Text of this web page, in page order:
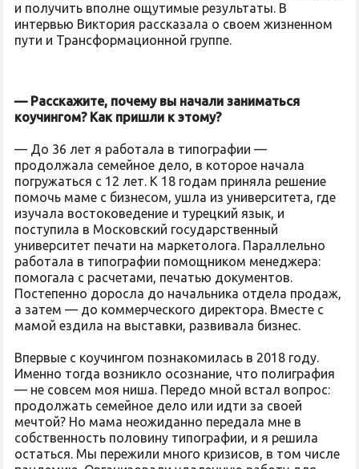
и получить вполне ощутимые результаты. В
интервью Виктория рассказала о своем жизненном
пути и Трансформационной группе.
— Расскажите, почему вы начали заниматься
коучингом? Как пришли к этому?
— До 36 лет я работала в типографии —
продолжала семейное дело, в которое начала
погружаться с 12 лет. К 18 годам приняла решение
помочь маме с бизнесом, ушла из университета, где
изучала востоковедение и турецкий язык, и
поступила в Московский государственный
университет печати на маркетолога. Параллельно
работала в типографии помощником менеджера:
помогала с расчетами, печатью документов.
Постепенно доросла до начальника отдела продаж,
а затем — до коммерческого директора. Вместе с
мамой ездила на выставки, развивала бизнес.
Впервые с коучингом познакомилась в 2018 году.
Именно тогда возникло осознание, что полиграфия
— не совсем моя ниша. Передо мной встал вопрос:
продолжать семейное дело или идти за своей
мечтой? Но мама неожиданно передала мне в
собственность половину типографии, и я решила
остаться. Мы пережили много кризисов, в том числе